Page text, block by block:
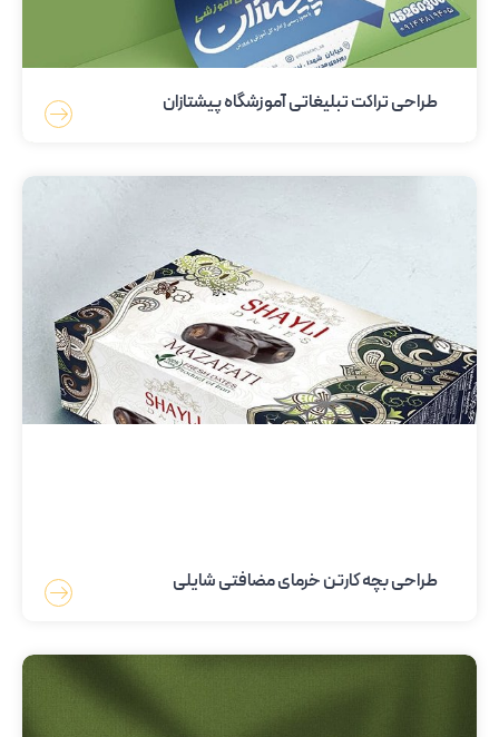
طراحی تراکت تبلیغاتی آموزشگاه پیشتازان
طراحی بچه کارتن خرمای مضافتی شایلی